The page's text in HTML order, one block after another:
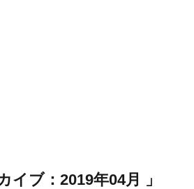
イブ：2019年04月 」